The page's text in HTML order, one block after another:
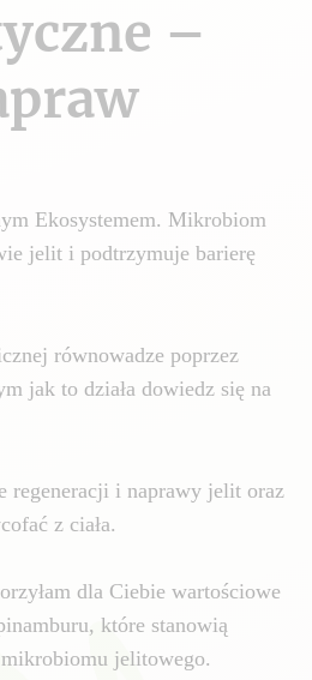
–
Ekosystemem. Mikrobiom
jelit i podtrzymuje barierę
równowadze poprzez
jak to działa dowiedz się na
regeneracji i naprawy jelit oraz
z ciała.
dla Ciebie wartościowe
które stanowią
jelitowego.